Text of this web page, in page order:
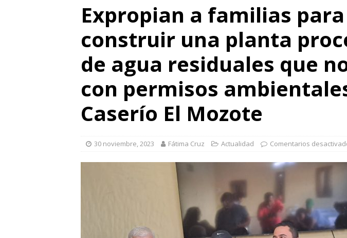
Expropian a familias para
construir una planta
de agua residuales que
con permisos
Caserío El Mozote
30 noviembre, 2023 Fátima Cruz Actualidad Comentarios